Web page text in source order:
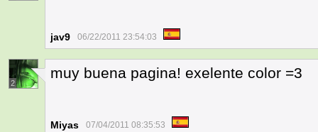
jav9 06/22/2011 23:54:03
2
muy buena pagina! exelente color =3
Miyas 07/04/2011 08:35:53